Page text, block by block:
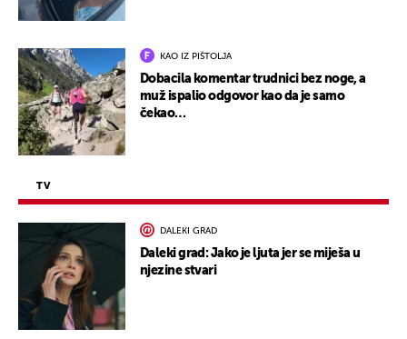
KAO IZ PIŠTOLJA
Dobacila komentar trudnici bez noge, a
muž ispalio odgovor kao da je samo
čekao…
TV
DALEKI GRAD
Daleki grad: Jako je ljuta jer se miješa u
njezine stvari